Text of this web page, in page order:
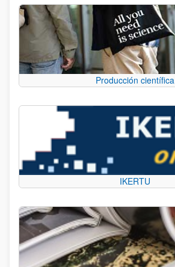
Producción científica
IKERTU